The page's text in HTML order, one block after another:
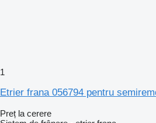
1
Etrier frana 056794 pentru
Preț la cerere